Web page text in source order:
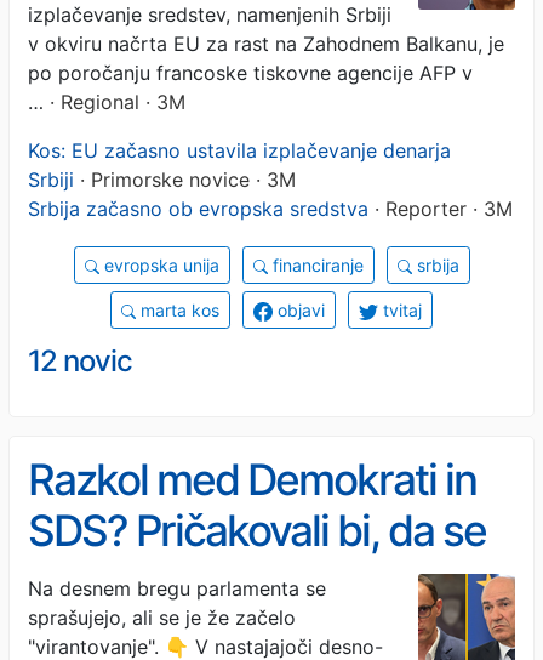
izplačevanje sredstev, namenjenih Srbiji
v okviru načrta EU za rast na Zahodnem Balkanu, je
po poročanju francoske tiskovne agencije AFP v
… · Regional · 3M
Kos: EU začasno ustavila izplačevanje denarja
Srbiji · Primorske novice · 3M
Srbija začasno ob evropska sredstva · Reporter · 3M
evropska unija financiranje srbija
marta kos objavi tvitaj
12 novic
Razkol med Demokrati in
SDS? Pričakovali bi, da se
bo upirala Resnica Zorana
Stevanovića, ampak ...
Na desnem bregu parlamenta se
sprašujejo, ali se je že začelo
"virantovanje". 👇 V nastajajoči desno-